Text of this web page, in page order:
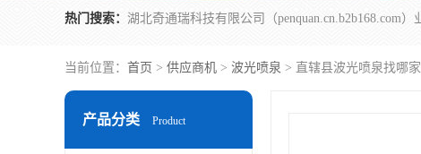
热门搜索：
当前位置： 首页 > 供应商机 > 波光喷泉 > 直辖县波光喷泉找哪家
产品分类 Product